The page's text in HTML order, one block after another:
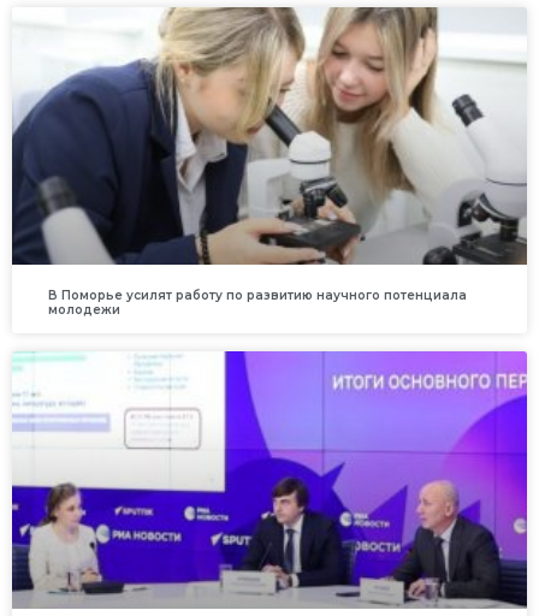
В Поморье усилят работу по развитию научного потенциала
молодежи